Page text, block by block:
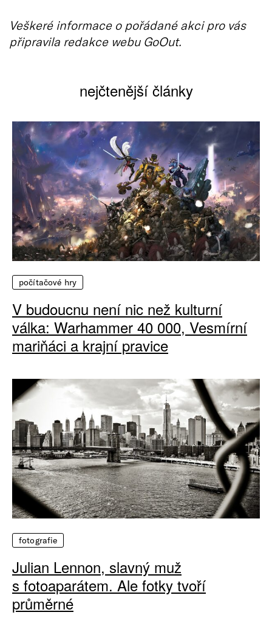
Veškeré informace o pořádané akci pro vás
připravila redakce webu GoOut.
nejčtenější články
počítačové hry
V budoucnu není nic než kulturní
válka: Warhammer 40 000, Vesmírní
mariňáci a krajní pravice
fotografie
Julian Lennon, slavný muž
s fotoaparátem. Ale fotky tvoří
průměrné